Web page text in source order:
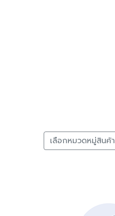
เลือกหมวดหมู่สินค้า